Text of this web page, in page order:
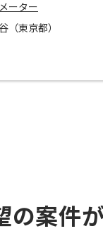
ーター
（東京都）
の案件